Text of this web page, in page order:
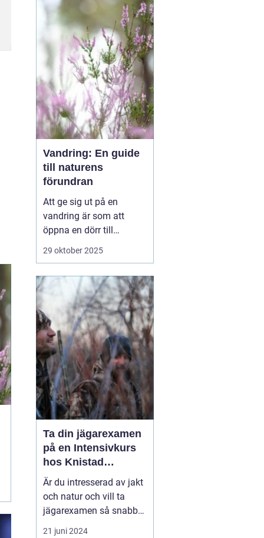
avancerade digitala
plattformar
casinovärlden har
genomgått en enorm
utveckling. Men va...
Vandring: En guide
till naturens
förundran
Att ge sig ut på en
vandring är som att
öppna en dörr till
naturens hemligheter.
aktivitet med mentalt
välbefinnande, och
hjälper deltagarna att
återknyta bandet med ...
29 oktober 2025
Ta din jägarexamen
på en Intensivkurs
hos Knistad
Herrgård
Är du intresserad av jakt
och natur och vill ta
jägarexamen så snabbt
och kvalitativt som
21 juni 2024